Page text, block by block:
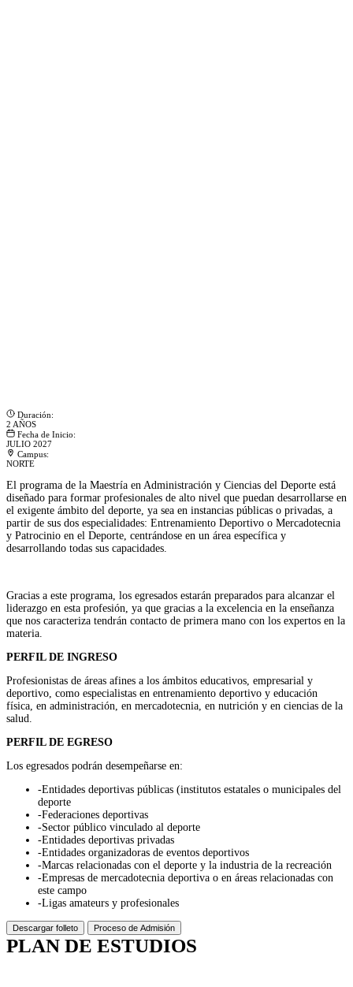
Duración:
2 AÑOS
Fecha de Inicio:
JULIO 2027
Campus:
NORTE
El programa de la Maestría en Administración y Ciencias del Deporte está
diseñado para formar profesionales de alto nivel que puedan desarrollarse en
el exigente ámbito del deporte, ya sea en instancias públicas o privadas, a
partir de sus dos especialidades: Entrenamiento Deportivo o Mercadotecnia
y Patrocinio en el Deporte, centrándose en un área específica y
desarrollando todas sus capacidades.
Gracias a este programa, los egresados estarán preparados para alcanzar el
liderazgo en esta profesión, ya que gracias a la excelencia en la enseñanza
que nos caracteriza tendrán contacto de primera mano con los expertos en la
materia.
PERFIL DE INGRESO
Profesionistas de áreas afines a los ámbitos educativos, empresarial y
deportivo, como especialistas en entrenamiento deportivo y educación
física, en administración, en mercadotecnia, en nutrición y en ciencias de la
salud.
PERFIL DE EGRESO
Los egresados podrán desempeñarse en:
-Entidades deportivas públicas (institutos estatales o municipales del
deporte
-Federaciones deportivas
-Sector público vinculado al deporte
-Entidades deportivas privadas
-Entidades organizadoras de eventos deportivos
-Marcas relacionadas con el deporte y la industria de la recreación
-Empresas de mercadotecnia deportiva o en áreas relacionadas con
este campo
-Ligas amateurs y profesionales
Descargar folleto Proceso de Admisión
PLAN DE ESTUDIOS